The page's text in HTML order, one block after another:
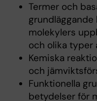
Termer och
grundläggande
molekylers
och olika typer
Kemiska
och
Funktionella
betydelser för